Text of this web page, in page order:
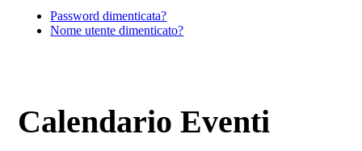
Password dimenticata?
Nome utente dimenticato?
Calendario Eventi